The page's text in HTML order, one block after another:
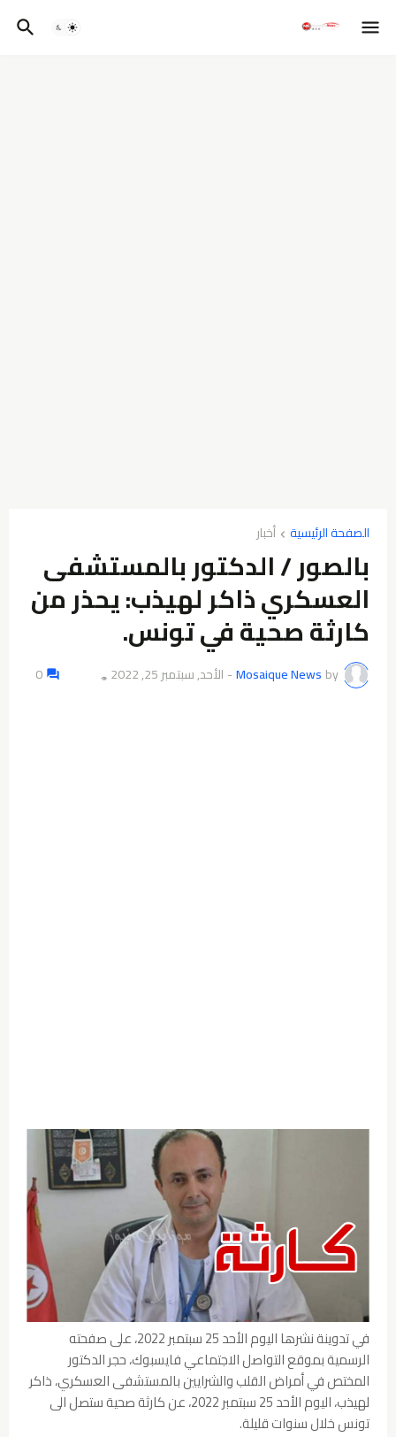
الصفحة الرئيسية أخبار
بالصور / الدكتور بالمستشفى
العسكري ذاكر لهيذب: يحذر من
كارثة صحية في تونس.
by
Mosaique News
- الأحد, سبتمبر 25, 2022 👁️
0
في تدوينة نشرها اليوم الأحد 25 سبتمبر 2022، على صفحته
الرسمية بموقع التواصل الاجتماعي فايسبوك، حجر الدكتور
المختص في أمراض القلب والشرايين بالمستشفى العسكري، ذاكر
لهيذب، اليوم الأحد 25 سبتمبر 2022، عن كارثة صحية ستصل الى
تونس خلال سنوات قليلة.